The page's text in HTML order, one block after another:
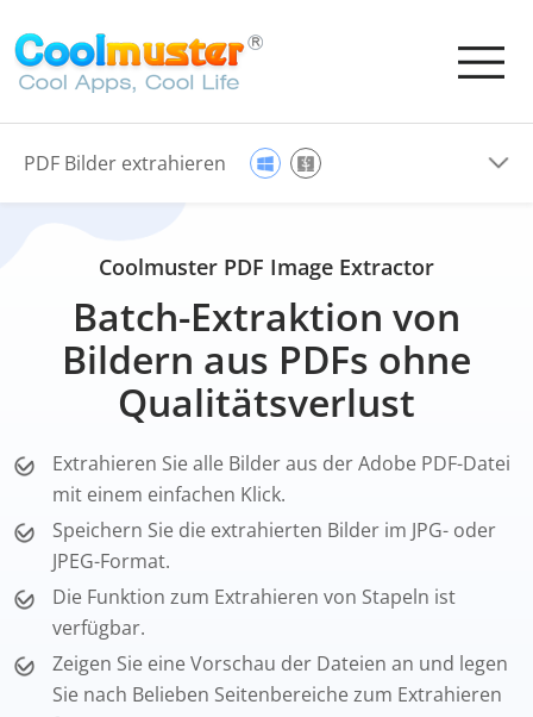
PDF Bilder extrahieren
Coolmuster PDF Image Extractor
Batch-Extraktion von
Bildern aus PDFs ohne
Qualitätsverlust
Extrahieren Sie alle Bilder aus der Adobe PDF-Datei
mit einem einfachen Klick.
Speichern Sie die extrahierten Bilder im JPG- oder
JPEG-Format.
Die Funktion zum Extrahieren von Stapeln ist
verfügbar.
Zeigen Sie eine Vorschau der Dateien an und legen
Sie nach Belieben Seitenbereiche zum Extrahieren